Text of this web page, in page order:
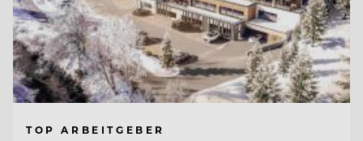
TOP ARBEITGEBER